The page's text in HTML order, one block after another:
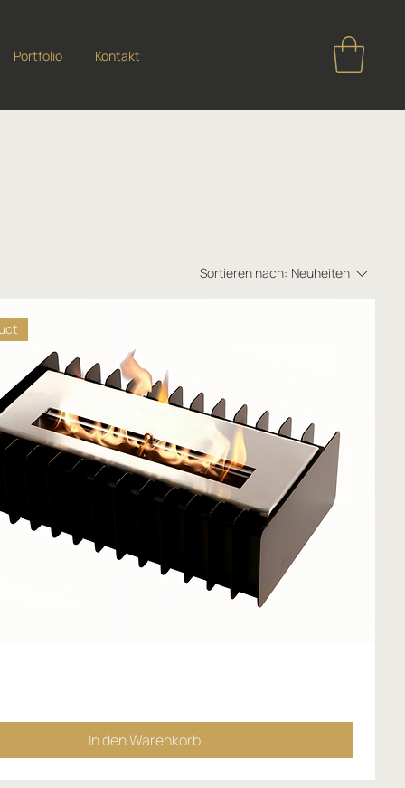
Portfolio Kontakt
Sortieren nach: Neuheiten
In den Warenkorb